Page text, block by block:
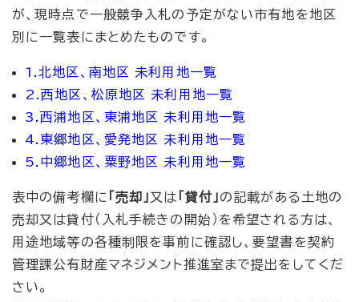
が、現時点で一般競争入札の予定がない市有地を地区
別に一覧表にまとめたものです。
1.北地区、南地区 未利用地一覧
2.西地区、松原地区 未利用地一覧
3.西浦地区、東浦地区 未利用地一覧
4.東郷地区、愛発地区 未利用地一覧
5.中郷地区、粟野地区 未利用地一覧
表中の備考欄に 「売却」又は 「貸付」の記載がある土地の
売却又は貸付（入札手続きの開始）を希望される方は、
用途地域等の各種制限を事前に確認し、要望書を契約
管理課公有財産マネジメント推進室まで提出をしてくだ
さい。